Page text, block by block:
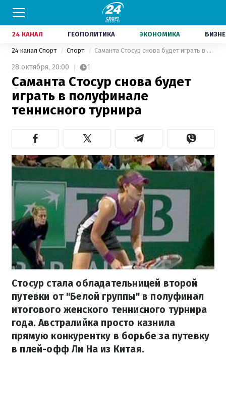
24 КАНАЛ ГЕОПОЛИТИКА ЭКОНОМИКА
24 канал Спорт Спорт Саманта Стосур снова будет играть в полуфинале теннисного турнира
28 октября, 20:00 1
Саманта Стосур снова будет
играть в полуфинале
теннисного турнира
Стосур стала обладательницей второй
путевки от "Белой группы" в полуфинал
итогового женского теннисного турнира
года. Австралийка просто казнила
прямую конкурентку в борьбе за путевку
в плей-офф Ли На из Китая.